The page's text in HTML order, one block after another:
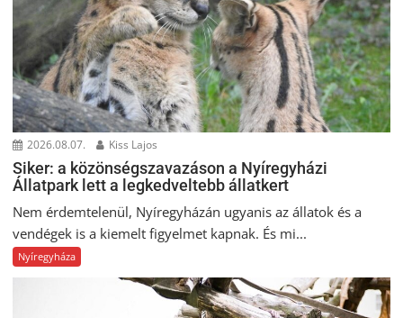
2026.08.07. Kiss Lajos
Siker: a közönségszavazáson a Nyíregyházi
Állatpark lett a legkedveltebb állatkert
Nem érdemtelenül, Nyíregyházán ugyanis az állatok és a
vendégek is a kiemelt figyelmet kapnak. És mi...
Nyíregyháza